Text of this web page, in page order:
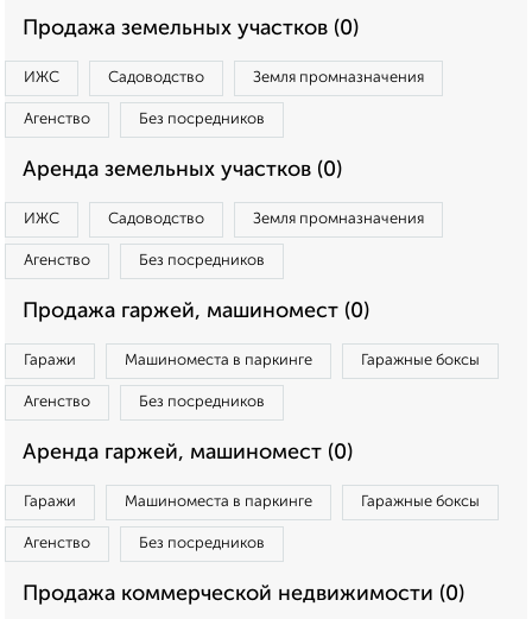
Продажа земельных участков (0)
ИЖС Садоводство Земля промназначения
Агенство Без посредников
Аренда земельных участков (0)
ИЖС Садоводство Земля промназначения
Агенство Без посредников
Продажа гаржей, машиномест (0)
Гаражи Машиноместа в паркинге Гаражные боксы
Агенство Без посредников
Аренда гаржей, машиномест (0)
Гаражи Машиноместа в паркинге Гаражные боксы
Агенство Без посредников
Продажа коммерческой недвижимости (0)